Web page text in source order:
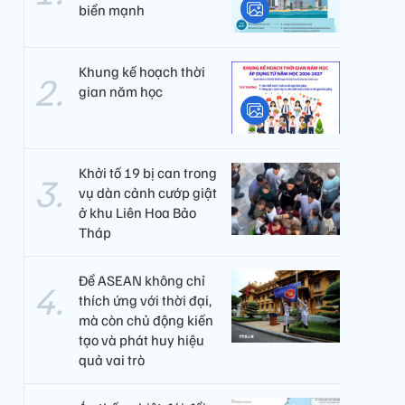
biển mạnh
Khung kế hoạch thời
gian năm học
Khởi tố 19 bị can trong
vụ dàn cảnh cướp giật
ở khu Liên Hoa Bảo
Tháp
Để ASEAN không chỉ
thích ứng với thời đại,
mà còn chủ động kiến
tạo và phát huy hiệu
quả vai trò